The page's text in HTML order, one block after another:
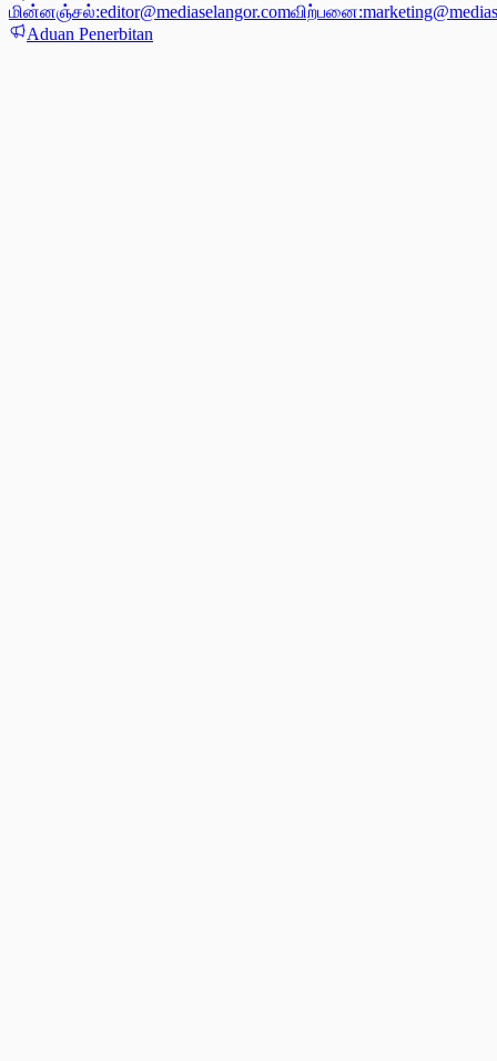
மின்னஞ்சல்:editor@mediaselangor.comவிற்பனை:
Aduan Penerbitan